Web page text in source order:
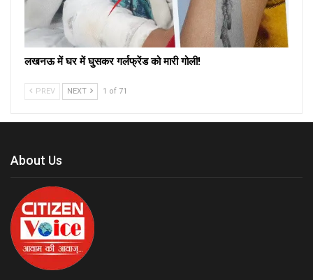
लखनऊ में घर में घुसकर गर्लफ्रेंड को मारी गोली!
PREV NEXT 1 of 71
About Us